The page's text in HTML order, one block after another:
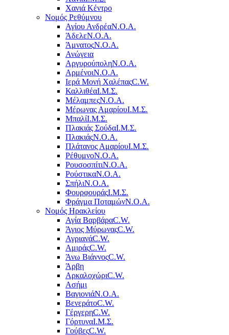
Χανιά Κέντρο
Νομός Ρεθύμνου
Αγίου ΑνδρέαΝ.Ο.Α.
ΆδελεΝ.Ο.Α.
ΆμνατοςΝ.Ο.Α.
Ανώγεια
ΑργυρούποληΝ.Ο.Α.
ΑρμένοιΝ.Ο.Α.
Ιερά Μονή ΧαλέπαςC.W.
ΚαλλιθέαΙ.Μ.Σ.
ΜέλαμπεςΝ.Ο.Α.
Μέρωνας ΑμαρίουΙ.Μ.Σ.
ΜπαλίΙ.Μ.Σ.
Πλακιάς ΣούδαΙ.Μ.Σ.
ΠλακιάςΝ.Ο.Α.
Πλάτανος ΑμαρίουΙ.Μ.Σ.
ΡέθυμνοΝ.Ο.Α.
ΡουσοσπίτιΝ.Ο.Α.
ΡούστικαΝ.Ο.Α.
ΣπήλιΝ.Ο.Α.
ΦουρφουράςΙ.Μ.Σ.
Φράγμα ΠοταμώνΝ.Ο.Α.
Νομός Ηρακλείου
Αγία ΒαρβάραC.W.
Άγιος ΜύρωναςC.W.
ΑγριανάC.W.
ΑμιράςC.W.
Άνω ΒιάννοςC.W.
Άρβη
ΑρκαλοχώριC.W.
Ασήμι
ΒαγιονιάΝ.Ο.Α.
ΒενεράτοC.W.
ΓέργερηC.W.
ΓόρτυναΙ.Μ.Σ.
ΓούβεςC.W.